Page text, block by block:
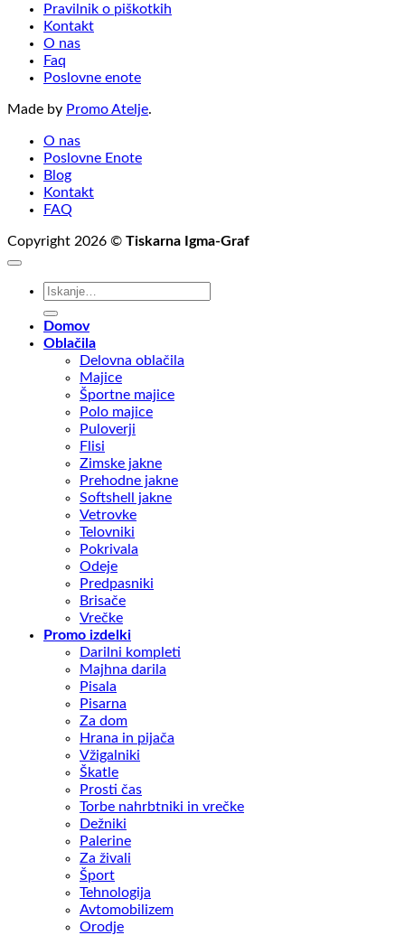
Pravilnik o piškotkih
Kontakt
O nas
Faq
Poslovne enote
Made by Promo Atelje.
O nas
Poslovne Enote
Blog
Kontakt
FAQ
Copyright 2026 © Tiskarna Igma-Graf
Išči:
Domov
Oblačila
Delovna oblačila
Majice
Športne majice
Polo majice
Puloverji
Flisi
Zimske jakne
Prehodne jakne
Softshell jakne
Vetrovke
Telovniki
Pokrivala
Odeje
Predpasniki
Brisače
Vrečke
Promo izdelki
Darilni kompleti
Majhna darila
Pisala
Pisarna
Za dom
Hrana in pijača
Vžigalniki
Škatle
Prosti čas
Torbe nahrbtniki in vrečke
Dežniki
Palerine
Za živali
Šport
Tehnologija
Avtomobilizem
Orodje